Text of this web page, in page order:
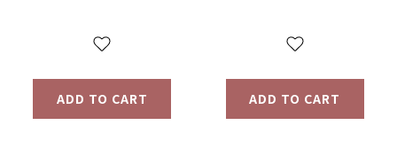
ADD TO CART ADD TO CART